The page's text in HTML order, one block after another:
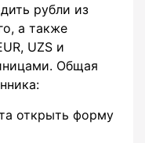
рубли из
а также
UZS и
Общая
открыть форму